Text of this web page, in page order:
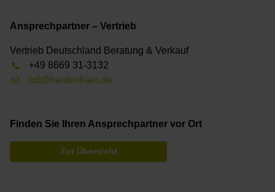
Ansprechpartner – Vertrieb
Vertrieb Deutschland Beratung & Verkauf
+49 8669 31-3132
hd@heidenhain.de
Finden Sie Ihren Ansprechpartner vor Ort
Zur Übersicht